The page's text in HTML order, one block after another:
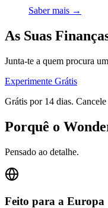
Saber mais →
As Suas
Junta-te a quem procura
Experimente Grátis
Grátis por 14 dias.
Porquê o
Pensado ao detalhe.
Feito para a Europa